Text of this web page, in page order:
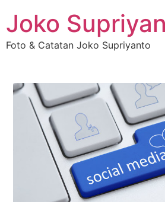
Joko
Foto & Catatan Joko Supriyanto